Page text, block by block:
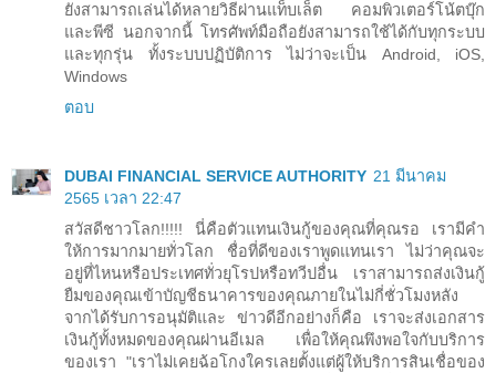
ยังสามารถเล่นได้หลายวิธีผ่านแท็บเล็ต คอมพิวเตอร์โน้ตบุ๊ก
และพีซี นอกจากนี้ โทรศัพท์มือถือยังสามารถใช้ได้กับทุกระบบ
และทุกรุ่น ทั้งระบบปฏิบัติการ ไม่ว่าจะเป็น Android, iOS,
Windows
ตอบ
DUBAI FINANCIAL SERVICE AUTHORITY 21 มีนาคม
2565 เวลา 22:47
สวัสดีชาวโลก!!!!! นี่คือตัวแทนเงินกู้ของคุณที่คุณรอ เรามีคำ
ให้การมากมายทั่วโลก ชื่อที่ดีของเราพูดแทนเรา ไม่ว่าคุณจะ
อยู่ที่ไหนหรือประเทศทั่วยุโรปหรือทวีปอื่น เราสามารถส่งเงินกู้
ยืมของคุณเข้าบัญชีธนาคารของคุณภายในไม่กี่ชั่วโมงหลัง
จากได้รับการอนุมัติและ ข่าวดีอีกอย่างก็คือ เราจะส่งเอกสาร
เงินกู้ทั้งหมดของคุณผ่านอีเมล เพื่อให้คุณพึงพอใจกับบริการ
ของเรา "เราไม่เคยฉ้อโกงใครเลยตั้งแต่ผู้ให้บริการสินเชื่อของ